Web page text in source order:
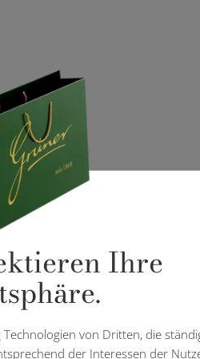
Ihre
Technologien von Dritten, die
der Interessen der